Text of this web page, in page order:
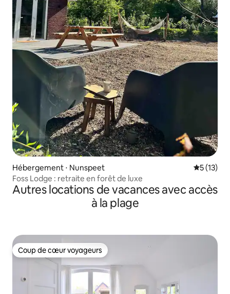
Hébergement ⋅ Nunspeet
5 (13)
Foss Lodge : retraite en forêt de luxe
Autres locations de vacances avec accès
à la plage
Coup de cœur voyageurs
Coup de cœur voyageurs